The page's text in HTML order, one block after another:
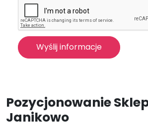
e
d
a
o
s
o
Wyślij informacje
Pozycjonowanie
Janikowo